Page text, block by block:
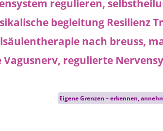
Eigene Grenzen – erkennen,